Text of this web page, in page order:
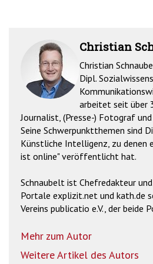
Christian
Christian
Dipl.
arbeitet seit über
Journalist, (Presse-) Fotograf
Seine Schwerpunktthemen sind
Künstliche Intelligenz, zu denen
ist online" veröffentlicht hat.
Schnaubelt ist Chefredakteur
Portale explizit.net und kath.de
Vereins publicatio e.V., der
Mehr zum Autor
Weitere Artikel des Autors